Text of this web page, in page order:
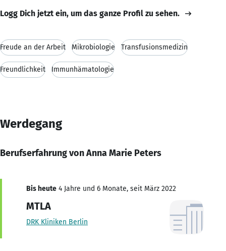
Logg Dich jetzt ein, um das ganze Profil zu sehen.
Freude an der Arbeit Mikrobiologie Transfusionsmedizin
Freundlichkeit Immunhämatologie
Werdegang
Berufserfahrung von Anna Marie Peters
Bis heute 4 Jahre und 6 Monate, seit März 2022
MTLA
DRK Kliniken Berlin